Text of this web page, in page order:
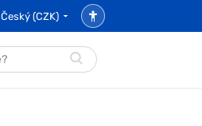
Český (CZK)
Nastavení
přístupnosti
Hledat